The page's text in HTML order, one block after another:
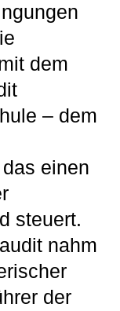
dem
– dem
einen
steuert.
nahm
der